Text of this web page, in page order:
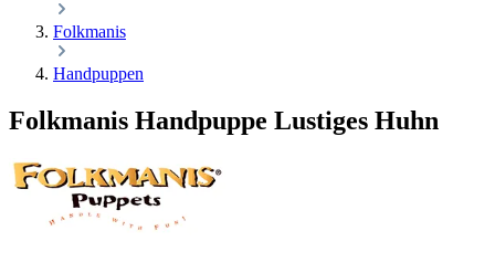
Folkmanis
Handpuppen
Folkmanis Handpuppe Lustiges Huhn